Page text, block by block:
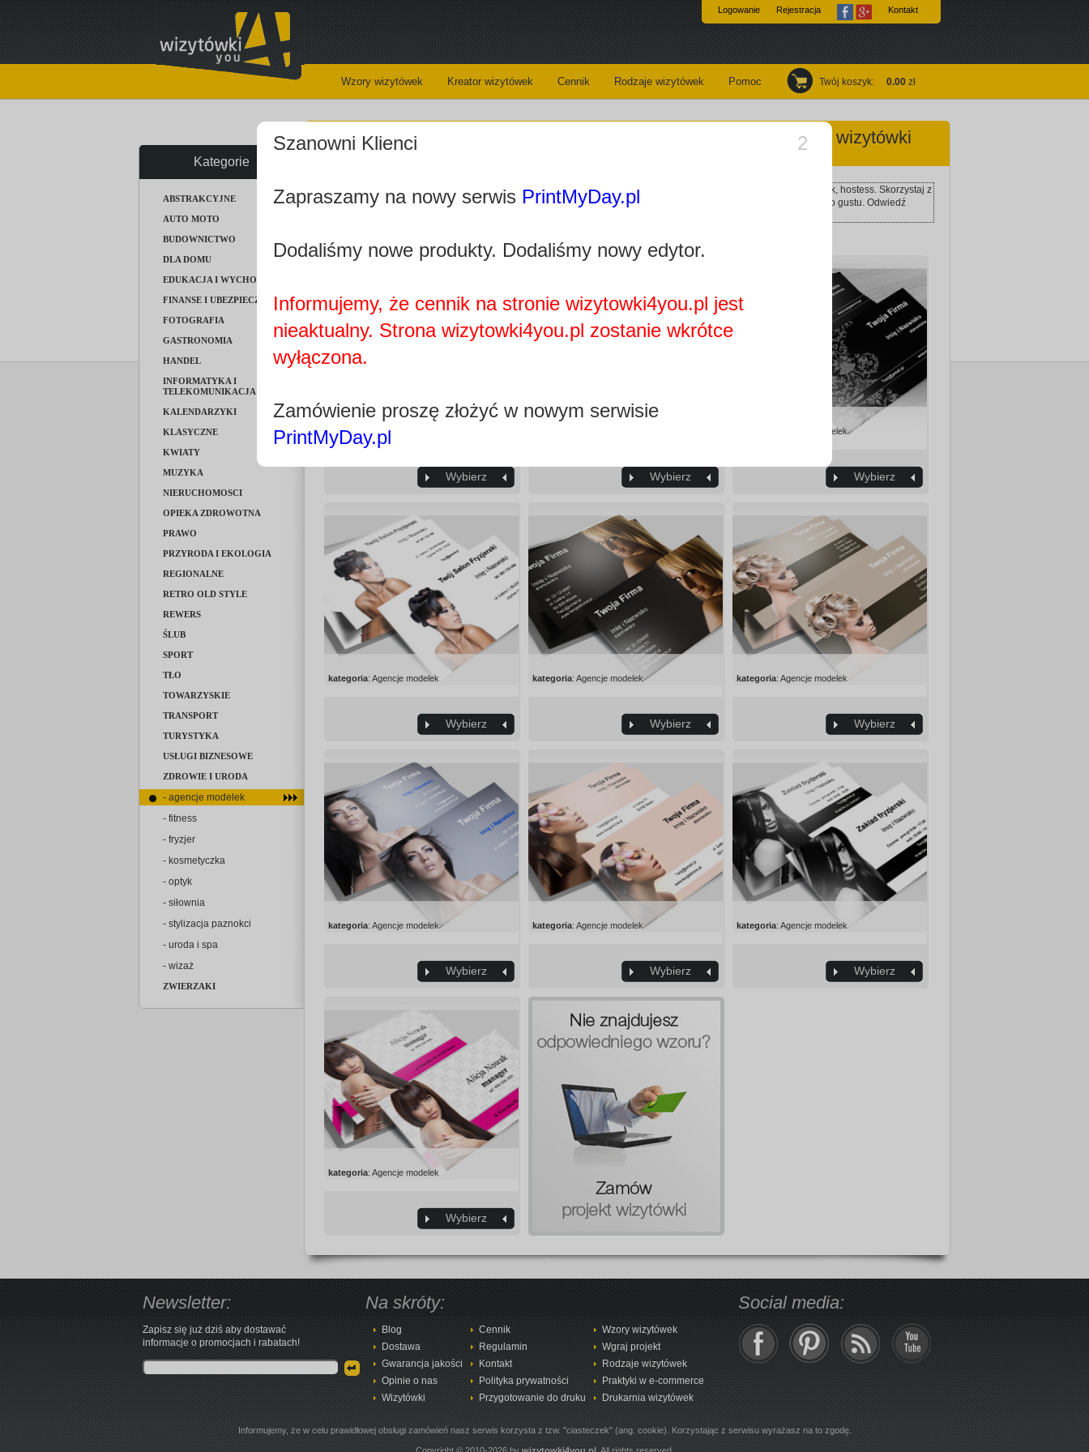
Wzory wizytówek Kreator wizytówek Cennik Rodzaje wizytówek Pomoc
Logowanie Rejestracja Kontakt
Twój koszyk: 0.00 zł
Kategorie
ABSTRAKCYJNE
AUTO MOTO
BUDOWNICTWO
DLA DOMU
EDUKACJA I WYCHOWANIE
FINANSE I UBEZPIECZENIA
FOTOGRAFIA
GASTRONOMIA
HANDEL
INFORMATYKA I
TELEKOMUNIKACJA
KALENDARZYKI
KLASYCZNE
KWIATY
MUZYKA
NIERUCHOMOSCI
OPIEKA ZDROWOTNA
PRAWO
PRZYRODA I EKOLOGIA
REGIONALNE
RETRO OLD STYLE
REWERS
ŚLUB
SPORT
TŁO
TOWARZYSKIE
TRANSPORT
TURYSTYKA
USŁUGI BIZNESOWE
ZDROWIE I URODA
- agencje modelek
- fitness
- fryzjer
- kosmetyczka
- optyk
- siłownia
- stylizacja paznokci
- uroda i spa
- wizaż
ZWIERZAKI
Szablony wizytowki agencja modelek, hostessy, agencja pracy wizytówki
Kategoria stworzona specjalnie dla branży modelingu. Piękne, nowoczesne szablony wizytówek dla agencji modelek, hostess. Skorzystaj z
darmowych pomysłów, podsuwamy gotowe rozwiązania. Atrakcyjne projekty wizytówek z pewnością przypadną Ci do gustu. Odwiedź
kategoria : Agencje modelek
Wybierz Wybierz
: Agencje modelek
Wybierz
kategoria: Agencje modelek
Wybierz
kategoria: Agencje modelek
Wybierz
kategoria: Agencje modelek
Wybierz
kategoria: Agencje modelek
Wybierz
kategoria: Agencje modelek
Wybierz
kategoria: Agencje modelek
Wybierz
kategoria: Agencje modelek
Wybierz
Newsletter:
Zapisz się już dziś aby dostawać
informacje o promocjach i rabatach!
Na skróty:
Blog
Dostawa
Gwarancja jakości
Opinie o nas
Wizytówki
Cennik
Regulamin
Kontakt
Polityka prywatności
Przygotowanie do druku
Wzory wizytówek
Wgraj projekt
Rodzaje wizytówek
Praktyki w e-commerce
Drukarnia wizytówek
Social media:
Informujemy, że w celu prawidłowej obsługi zamówień nasz serwis korzysta z tzw. "ciasteczek" (ang. cookie). Korzystając z serwisu wyrażasz na to zgodę.
1
Szanowni Klienci
Zapraszamy na nowy serwis PrintMyDay.pl
Dodaliśmy nowe produkty. Dodaliśmy nowy edytor.
Informujemy, że cennik na stronie wizytowki4you.pl jest
nieaktualny. Strona wizytowki4you.pl zostanie wkrótce
wyłączona.
Zamówienie proszę złożyć w nowym serwisie
PrintMyDay.pl